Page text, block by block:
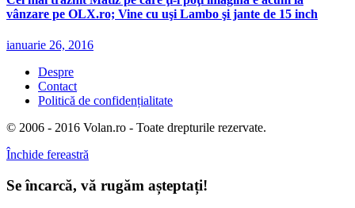
vânzare pe OLX.ro; Vine cu uşi Lambo şi jante de 15 inch
ianuarie 26, 2016
Despre
Contact
Politică de confidențialitate
© 2006 - 2016 Volan.ro - Toate drepturile rezervate.
Închide fereastră
Se încarcă, vă rugăm așteptați!